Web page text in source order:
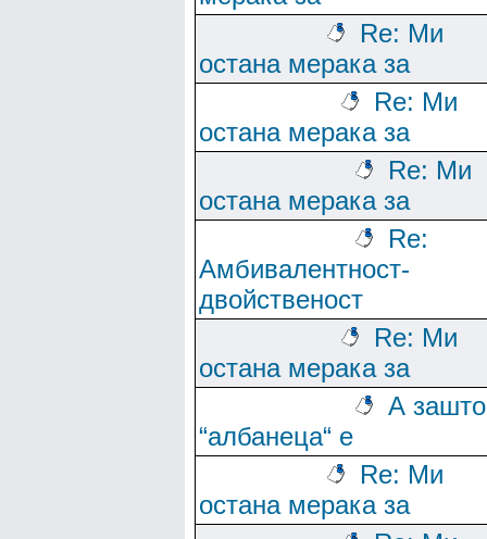
Re: Ми
остана мерака за
Re: Ми
остана мерака за
Re: Ми
остана мерака за
Re:
Амбивалентност-
двойственост
Re: Ми
остана мерака за
А зашто
“албанеца“ е
Re: Ми
остана мерака за